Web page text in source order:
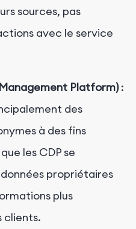
sources, pas
avec le service
Platform) :
des
à des fins
les CDP se
propriétaires
plus
clients.